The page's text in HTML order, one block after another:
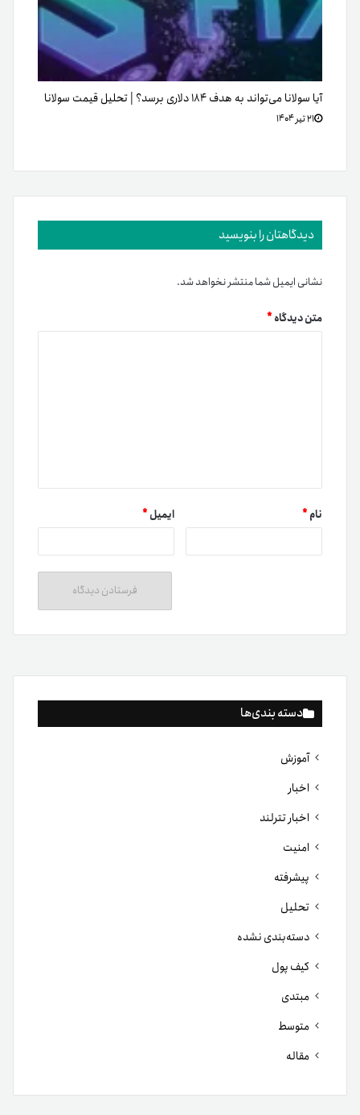
دسته بندی‌ها
آموزش
اخبار
اخبار تترلند
امنیت
پیشرفته
تحلیل
دسته‌بندی نشده
کیف پول
مبتدی
متوسط
مقاله
آیا سولانا می‌تواند به هدف ۱۸۴ دلاری برسد؟ | تحلیل قیمت سولانا
۲۱ تیر ۱۴۰۴
دیدگاهتان را بنویسید
نشانی ایمیل شما منتشر نخواهد شد.
متن دیدگاه*
نام* ایمیل*